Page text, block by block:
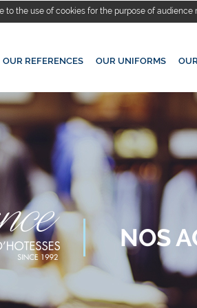
the use of cookies for the purpose of audience
OUR REFERENCES OUR UNIFORMS
NOS